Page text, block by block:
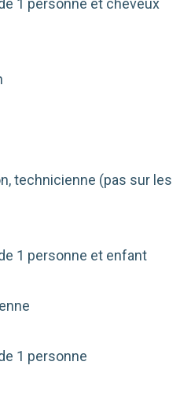
technicienne (pas sur les